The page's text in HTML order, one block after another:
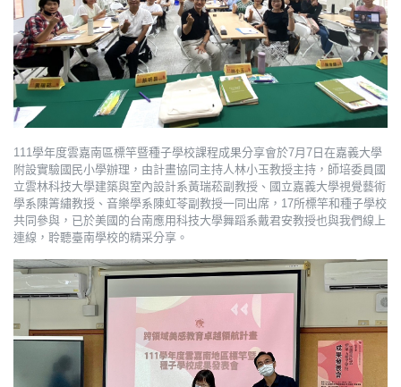
111學年度雲嘉南區標竿暨種子學校課程成果分享會於7月7日在嘉義大學
附設實驗國民小學辦理，由計畫協同主持人林小玉教授主持，師培委員國
立雲林科技大學建築與室內設計系黃瑞菘副教授、國立嘉義大學視覺藝術
學系陳箐繡教授、音樂學系陳虹苓副教授一同出席，17所標竿和種子學校
共同參與，已於美國的台南應用科技大學舞蹈系戴君安教授也與我們線上
連線，聆聽臺南學校的精采分享。